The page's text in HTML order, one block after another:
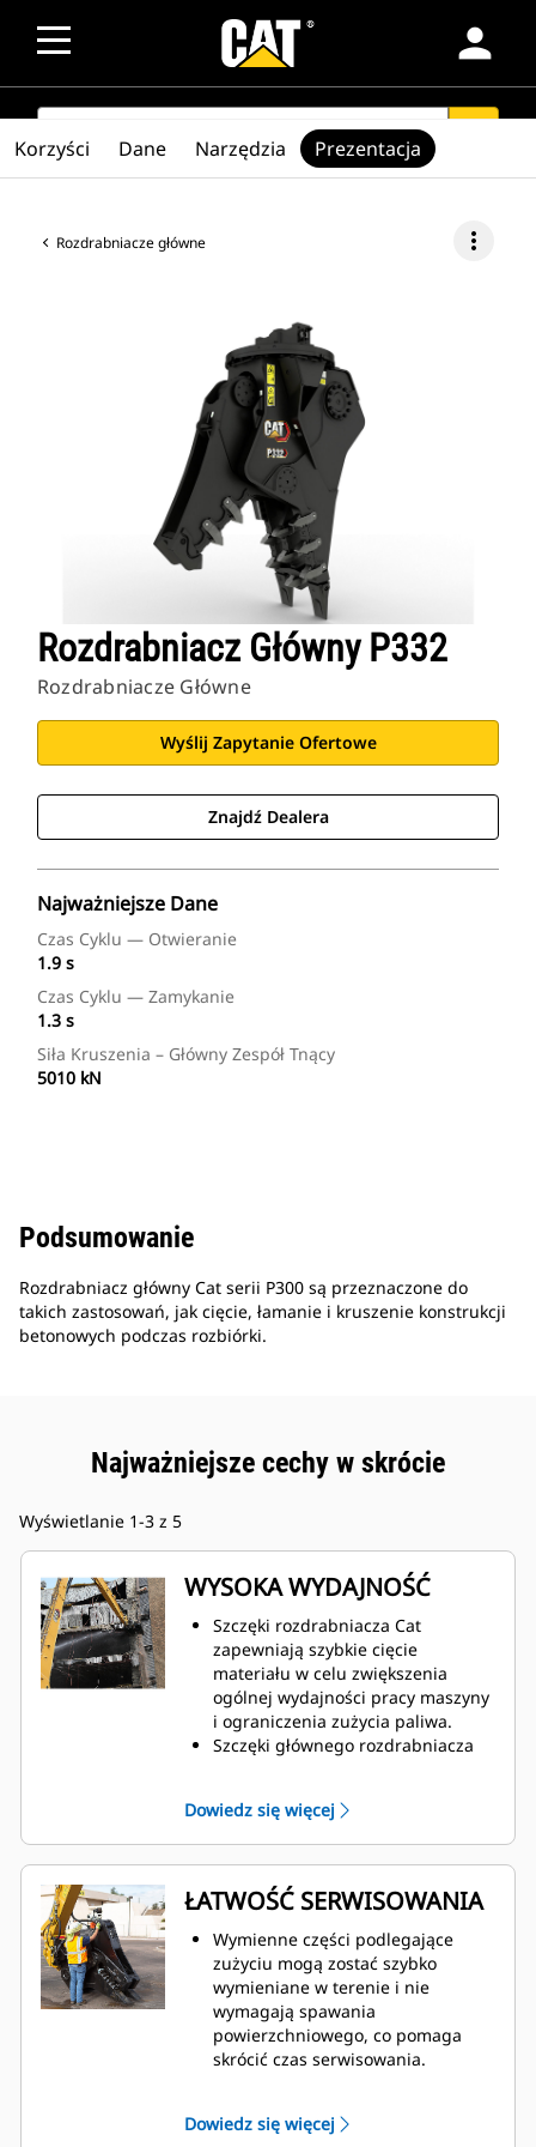
person
SEARCH
Rozdrabniacze główne more_vert
Rozdrabniacz Główny P332
Rozdrabniacze Główne
Wyślij Zapytanie Ofertowe
Znajdź Dealera
Najważniejsze Dane
Czas Cyklu — Otwieranie
1.9 s
Czas Cyklu — Zamykanie
1.3 s
Siła Kruszenia – Główny Zespół Tnący
5010 kN
Korzyści Dane Narzędzia Prezentacja
Podsumowanie
Rozdrabniacz główny Cat serii P300 są przeznaczone do
takich zastosowań, jak cięcie, łamanie i kruszenie konstrukcji
betonowych podczas rozbiórki.
Najważniejsze cechy w skrócie
Wyświetlanie 1-3 z 5
WYSOKA WYDAJNOŚĆ
Szczęki rozdrabniacza Cat
zapewniają szybkie cięcie
materiału w celu zwiększenia
ogólnej wydajności pracy maszyny
i ograniczenia zużycia paliwa.
Szczęki głównego rozdrabniacza
widocznością ruchomej części
podczas rozbiórki.
Zawór Speed Booster aktywnie
równoważy prędkość i moc,
zapewniając krótki czas cyklu i
dużą siłę zamykania, co pomaga
zwiększyć produktywność.
Dowiedz się więcej
ŁATWOŚĆ SERWISOWANIA
Wymienne części podlegające
zużyciu mogą zostać szybko
wymieniane w terenie i nie
wymagają spawania
powierzchniowego, co pomaga
skrócić czas serwisowania.
smarowania są dostępne z
Dowiedz się więcej